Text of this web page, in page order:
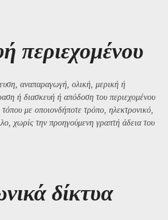
περιεχομένου
αναπαραγωγή, ολική, μερική ή
ή διασκευή ή απόδοση του περιεχομένου
τόπου με οποιονδήποτε τρόπο, ηλεκτρονικό,
χωρίς την προηγούμενη γραπτή άδεια του
δίκτυα